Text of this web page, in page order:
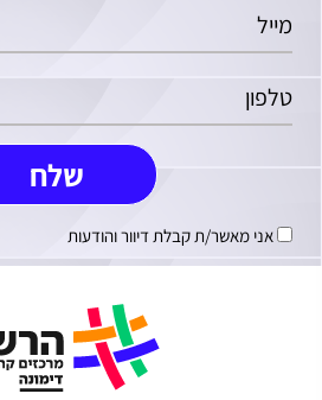
אני מאשר/ת קבלת דיוור והודעות